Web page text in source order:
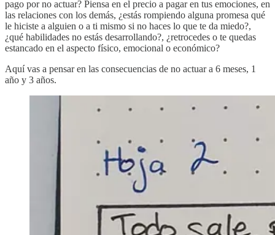
pago por no actuar? Piensa en el precio a pagar en tus emociones, en
las relaciones con los demás, ¿estás rompiendo alguna promesa qué
le hiciste a alguien o a ti mismo si no haces lo que te da miedo?,
¿qué habilidades no estás desarrollando?, ¿retrocedes o te quedas
estancado en el aspecto físico, emocional o económico?
Aquí vas a pensar en las consecuencias de no actuar a 6 meses, 1
año y 3 años.